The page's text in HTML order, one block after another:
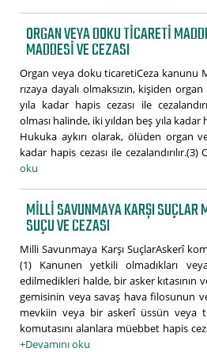
ORGAN VEYA DOKU TICARETI
MADDESI VE CEZASI
Organ veya doku ticaretiCeza kanunu
rızaya dayalı olmaksızın, kişiden
yıla kadar hapis cezası ile
olması halinde, iki yıldan beş yıla
Hukuka aykırı olarak, ölüden organ
kadar hapis cezası ile
oku
MILLI SAVUNMAYA KARŞI SUÇLAR
SUÇU VE CEZASI
Milli Savunmaya Karşı SuçlarAskerî
(1) Kanunen yetkili olmadıkları
edilmedikleri halde, bir asker kıtasının
gemisinin veya savaş hava filosunun
mevkiin veya bir askerî üssün veya
komutasını alanlara müebbet hapis
+Devamını oku